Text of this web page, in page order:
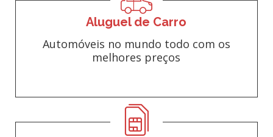
Aluguel de Carro
Automóveis no mundo todo com os
melhores preços